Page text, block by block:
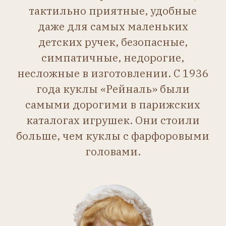
Мохеровые тресы нашиты
прямо на голову.
Кисти рук выполнены в виде
«варежки» с прошитыми
Ноги и руки крепятся
к телу при помощи
картонных шайбочек.
Тело из хлопковой ткани, плотно
набито мелкой стружкой.